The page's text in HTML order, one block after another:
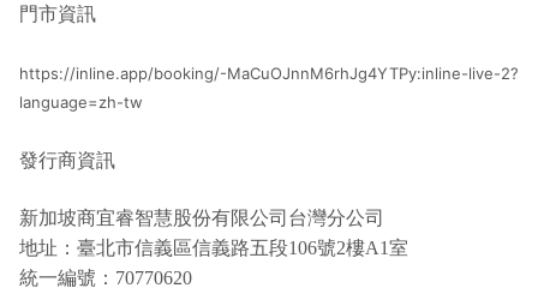
門市資訊
https://inline.app/booking/-MaCuOJnnM6rhJg4YTPy:inline-live-2?
language=zh-tw
發行商資訊
新加坡商宜睿智慧股份有限公司台灣分公司
地址：臺北市信義區信義路五段106號2樓A1室
統一編號：70770620